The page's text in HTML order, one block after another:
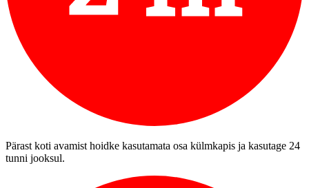
Pärast koti avamist hoidke kasutamata osa külmkapis ja kasutage 24
tunni jooksul.